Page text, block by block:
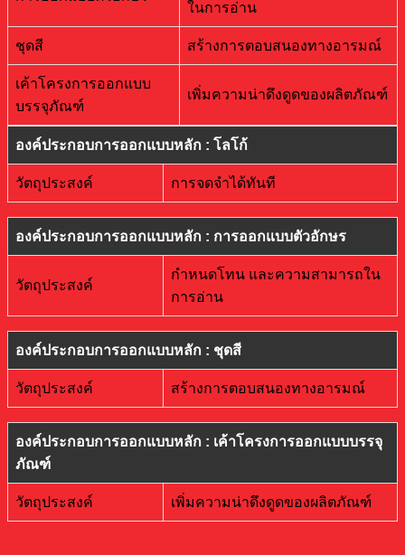
ในการอ่าน
ชุดสี สร้างการตอบสนองทางอารมณ์
เค้าโครงการออกแบบ
บรรจุภัณฑ์
เพิ่มความน่าดึงดูดของผลิตภัณฑ์
องค์ประกอบการออกแบบหลัก : โลโก้
วัตถุประสงค์ การจดจำได้ทันที
องค์ประกอบการออกแบบหลัก : การออกแบบตัวอักษร
วัตถุประสงค์
กำหนดโทน และความสามารถใน
การอ่าน
องค์ประกอบการออกแบบหลัก : ชุดสี
วัตถุประสงค์ สร้างการตอบสนองทางอารมณ์
องค์ประกอบการออกแบบหลัก : เค้าโครงการออกแบบบรรจุ
ภัณฑ์
วัตถุประสงค์ เพิ่มความน่าดึงดูดของผลิตภัณฑ์